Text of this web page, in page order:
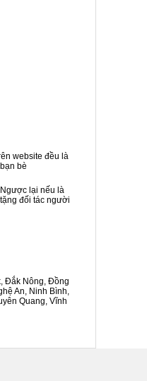
website đều là
bè
lại nếu là
đối tác người
Đắk Nông, Đồng
An, Ninh Bình,
Quang, Vĩnh